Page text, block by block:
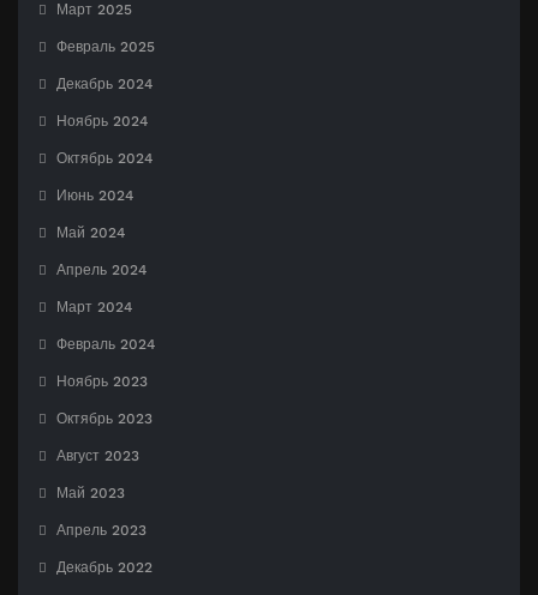
Март 2025
Февраль 2025
Декабрь 2024
Ноябрь 2024
Октябрь 2024
Июнь 2024
Май 2024
Апрель 2024
Март 2024
Февраль 2024
Ноябрь 2023
Октябрь 2023
Август 2023
Май 2023
Апрель 2023
Декабрь 2022